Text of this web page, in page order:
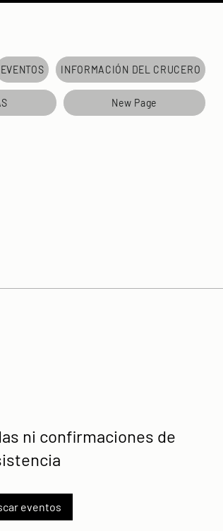
EVENTOS INFORMACIÓN DEL CRUCERO
New Page
ni confirmaciones de
eventos